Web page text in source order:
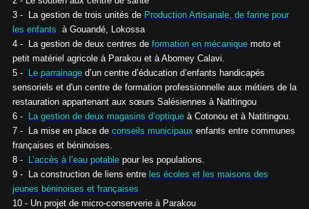
3 - La gestion de trois unités de Production Artisanale, de farine pour
les enfants à Gouandé, Lokossa
4 - La gestion de deux centres de formation en mécaniquemoto et
petit matériel agricole à Parakou et à Abomey Calavi.
5 - Le parrainaged’un centre d’éducation d’enfants handicapés
sensoriels et d'un centre de formation professionnelle aux métiers de la
restauration appartenant aux sœurs Salésiennes à Natitingou
6 - La gestion de deux magasins d’optiqueà Cotonou et à Natitingou.
7 - La mise en place de conseils municipaux enfants entre communes
françaises et béninoises.
8 - L’accès à l’eau potablepour les populations.
9 - La construction de liens entre les écoles et les maisons des
jeunes béninoises et françaises
10 - Un projet de micro-conserverie à Parakou